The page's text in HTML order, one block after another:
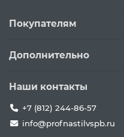
Покупателям
Дополнительно
Наши контакты
+7 (812) 244-86-57
info@profnastilvspb.ru